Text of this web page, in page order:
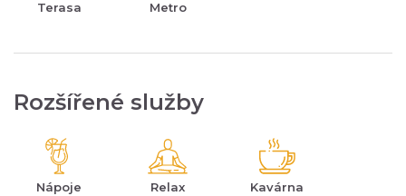
Terasa Metro
Rozšířené služby
Nápoje
Relax
Kavárna